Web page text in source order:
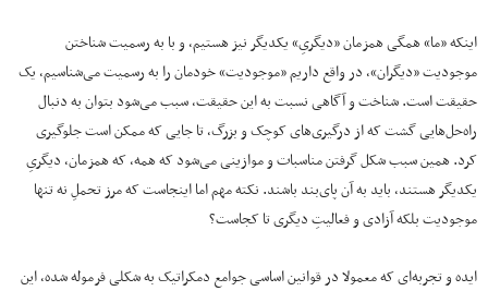
اینکه «ما» همگی همزمان «دیگریِ» یکدیگر نیز هستیم، و با به رسمیت شناختن
موجودیت «دیگران»، در واقع داریم «موجودیت» خودمان را به رسمیت می‌شناسیم، یک
حقیقت است. شناخت و آگاهی نسبت به این حقیقت، سبب می‌شود بتوان به دنبال
راه‌حل‌هایی گشت که از درگیری‌های کوچک و بزرگ، تا جایی که ممکن است جلوگیری
کرد. همین سبب شکل‌ گرفتن مناسبات و موازینی می‌شود که همه، که همزمان، دیگریِ
یکدیگر هستند، باید به آن پای‌بند باشند. نکته‌ مهم اما اینجاست که مرز تحملِ نه تنها
موجودیت بلکه آزادی و فعالیتِ دیگری تا کجاست؟
ایده و تجربه‌ای که معمولا در قوانین اساسی جوامع دمکراتیک به شکلی فرموله شده، این